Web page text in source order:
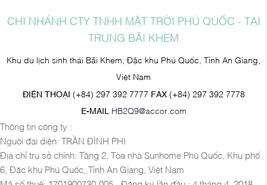
CHI NHÁNH CTY TNHH MẶT TRỜI PHÚ QUỐC - TẠI
TRUNG BÃI KHEM
Khu du lịch sinh thái Bãi Khem, Đặc khu Phú Quốc, Tỉnh An Giang,
Việt Nam
ĐIỆN THOẠI (+84) 297 392 7777 FAX (+84) 297 392 7778
E-MAIL HB2Q9@accor.com
Thông tin công ty :
Người đại diện: TRẦN ĐÌNH PHI
Địa chỉ trụ sở chính: Tầng 2, Tòa nhà Sunhome Phú Quốc, Khu phố
6, Đặc khu Phú Quốc, Tỉnh An Giang, Việt Nam